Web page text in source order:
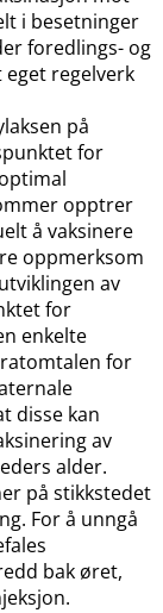
i besetninger
foredlings- og
regelverk
på
for
opptrer
å vaksinere
oppmerksom
av
for
enkelte
for
disse kan
av
alder.
på stikkstedet
For å unngå
bak øret,